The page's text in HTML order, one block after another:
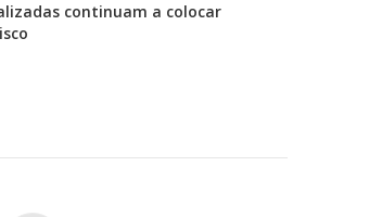
continuam a colocar